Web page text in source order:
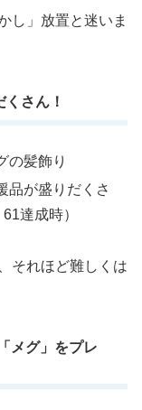
し」放置と迷いま
さん！
の髪飾り
品が盛りだくさ
達成時）
それほど難しくは
メグ」をプレ